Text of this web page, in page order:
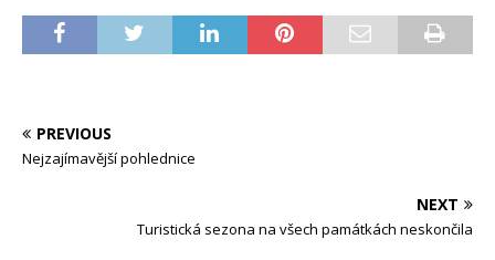
PREVIOUS
Nejzajímavější pohlednice
NEXT
Turistická sezona na všech památkách neskončila